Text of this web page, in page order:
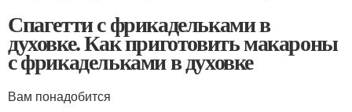
Спагетти с фрикадельками в
духовке. Как приготовить макароны
с фрикадельками в духовке
Вам понадобится